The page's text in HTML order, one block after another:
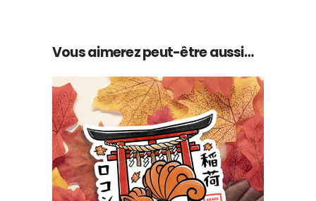
Vous aimerez peut-être aussi…
AJOUTER AU PANIER